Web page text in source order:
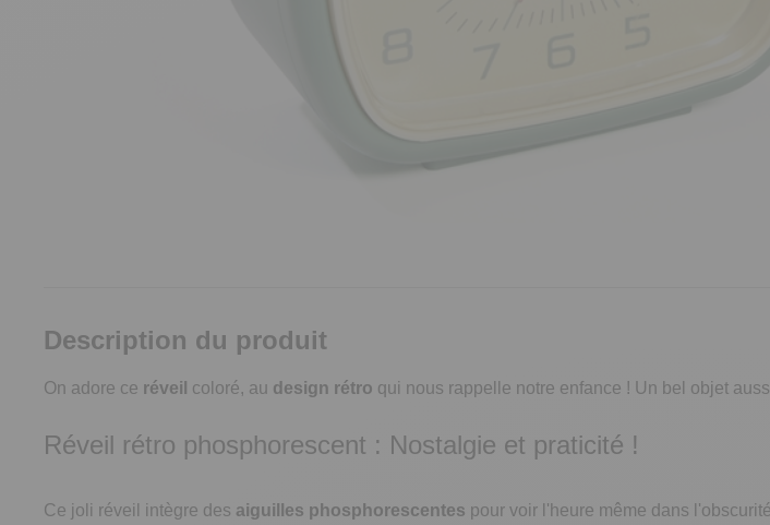
Description du produit
On adore ce réveil coloré, au design rétro qui nous rappelle notre enfance ! Un bel objet
Réveil rétro phosphorescent : Nostalgie et praticité !
Ce joli réveil intègre des aiguilles phosphorescentes pour voir l'heure même dans